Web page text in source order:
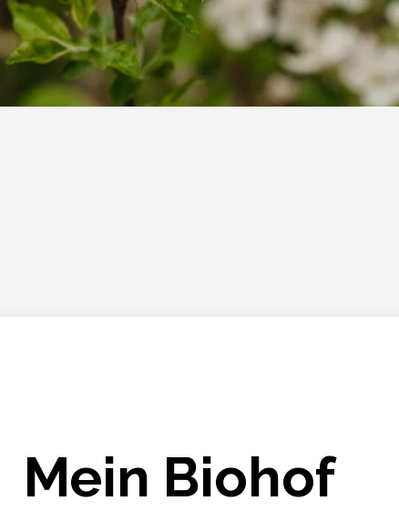
Mein Biohof